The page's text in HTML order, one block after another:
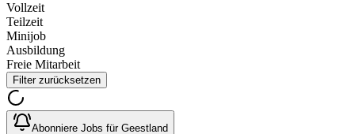
Vollzeit
Teilzeit
Minijob
Ausbildung
Freie Mitarbeit
Filter zurücksetzen
Abonniere Jobs für Geestland